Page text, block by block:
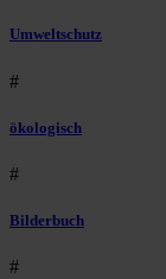
Umweltschutz
#
ökologisch
#
Bilderbuch
#